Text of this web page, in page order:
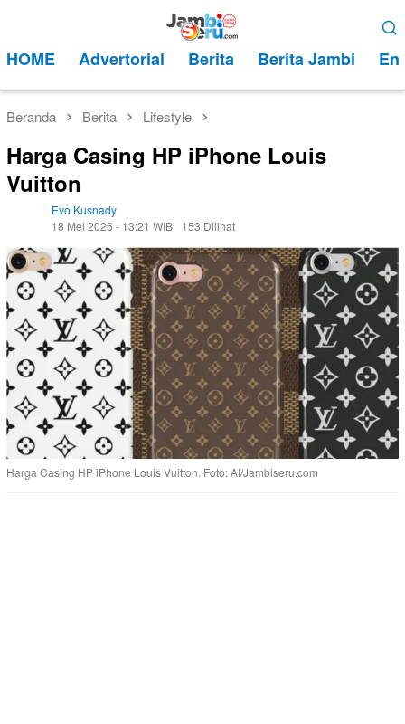
kontenMobile
HOME Advertorial Berita Berita Jambi
Beranda Berita Lifestyle
Harga Casing HP iPhone Louis
Vuitton
Evo Kusnady
18 Mei 2026 - 13:21 WIB
153 Dilihat
Harga Casing HP iPhone Louis Vuitton. Foto: AI/Jambiseru.com